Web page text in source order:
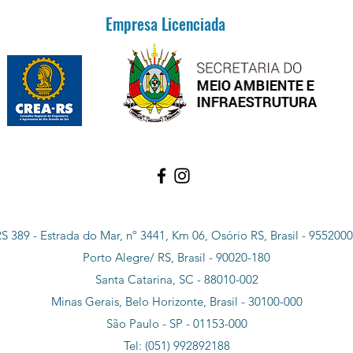
Empresa Licenciada
389 - Estrada do Mar, nº 3441, Km 06, Osório RS, Brasil -
Porto Alegre/ RS, Brasil - 90020-180
Santa Catarina, SC - 88010-002
Minas Gerais, Belo Horizonte, Brasil - 30100-000
São Paulo - SP - 01153-000
Tel: (051) 992892188